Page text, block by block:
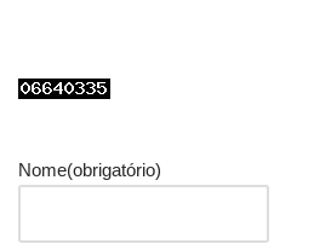
Nome(obrigatório)